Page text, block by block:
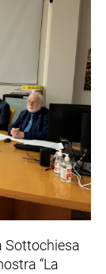
Sottochiesa
“La